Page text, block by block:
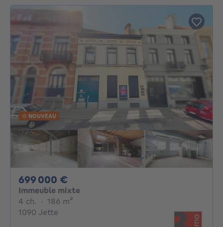
NOUVEAU
699 000 €
Immeuble mixte
4 ch. 4 chambres
· 186 m²
1090 Jette